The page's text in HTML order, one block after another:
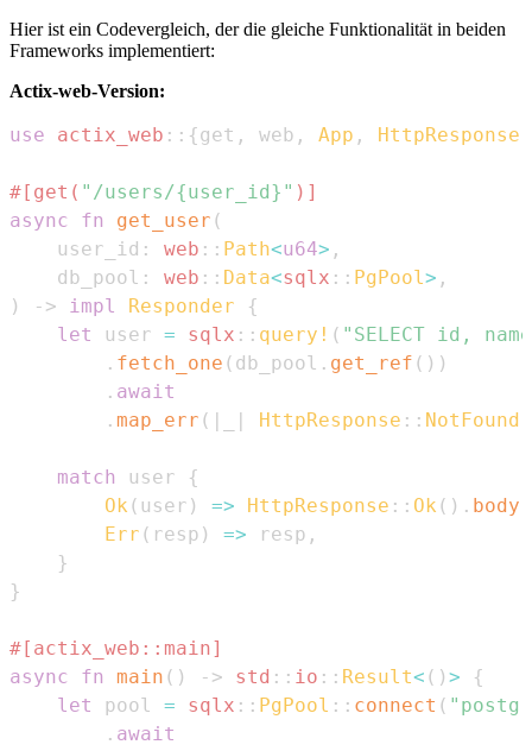
Hier ist ein Codevergleich, der die gleiche Funktionalität in beiden
Frameworks implementiert:
Actix-web-Version:
use actix_web :: {get , web , App , HttpResponse
#[get( "/users/{user_id}" )]
async
fn get_user (
    user_id
: web :: Path<u64> ,
    db_pool
: web :: Data<sqlx :: PgPool> ,
)
-> impl Responder
{
let
user = sqlx :: query! ( "SELECT id,
. fetch_one ( db_pool . get_ref ( ) )
. await
. map_err ( | | HttpResponse :: NotFound
match user
{
Ok ( user ) => HttpResponse :: Ok ( ) . body
Err ( resp ) => resp ,
}
}
#[actix_web::main]
async
fn main ( ) -> std :: io :: Result< ( ) >
{
let
pool = sqlx :: PgPool :: connect (
. await